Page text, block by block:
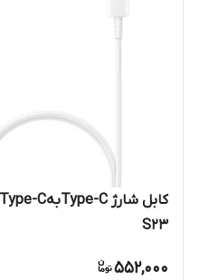
S23
552,000